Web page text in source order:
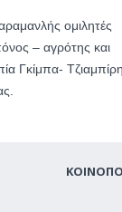
ομιλητές
– αγρότης και
Γκίμπα- Τζιαμπίρη,